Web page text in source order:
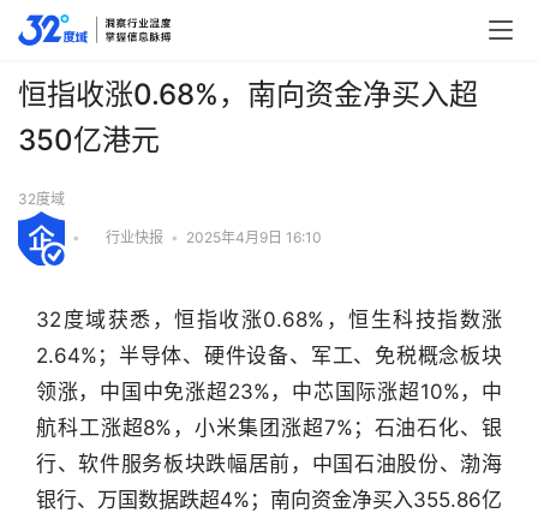
行
恒指收涨0.68%，南向资金净买入超
350亿港元
32度域
• 行业快报 • 2025年4月9日 16:10
32度域获悉，恒指收涨0.68%，恒生科技指数涨
2.64%；半导体、硬件设备、军工、免税概念板块
领涨，中国中免涨超23%，中芯国际涨超10%，中
航科工涨超8%，小米集团涨超7%；石油石化、银
行、软件服务板块跌幅居前，中国石油股份、渤海
银行、万国数据跌超4%；南向资金净买入355.86亿